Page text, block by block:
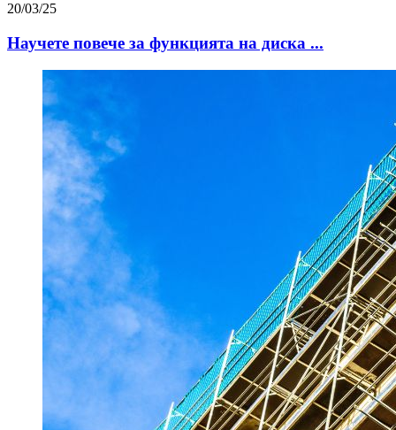
20/03/25
Научете повече за функцията на диска ...